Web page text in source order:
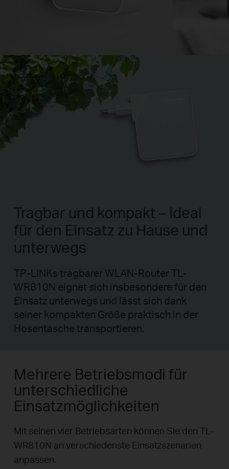
Tragbar und kompakt – Ideal
für den Einsatz zu Hause und
unterwegs
TP-LINKs tragbarer WLAN-Router TL-
WR810N eignet sich insbesondere für den
Einsatz unterwegs und lässt sich dank
seiner kompakten Größe praktisch in der
Hosentasche transportieren.
Mehrere Betriebsmodi für
unterschiedliche
Einsatzmöglichkeiten
Mit seinen vier Betriebsarten können Sie den TL-
WR810N an verschiedenste Einsatzszenarien
anpassen.